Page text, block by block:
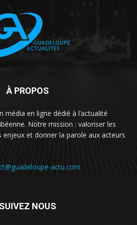
À PROPOS
média en ligne dédié à l’actualité
Notre mission : valoriser les
enjeux et donner la parole aux acteurs
actu.com
SUIVEZ NOUS